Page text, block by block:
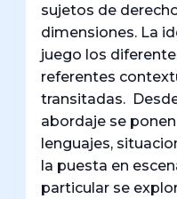
sujetos de
dimensiones. La
juego los
referentes
transitadas.
abordaje se
lenguajes,
la puesta en
particular se